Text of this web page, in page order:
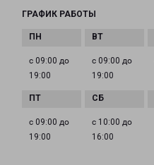
ГРАФИК РАБОТЫ
с 09:00 до
19:00
с 09:00 до
19:00
с 09:00 до
19:00
с 10:00 до
16:00